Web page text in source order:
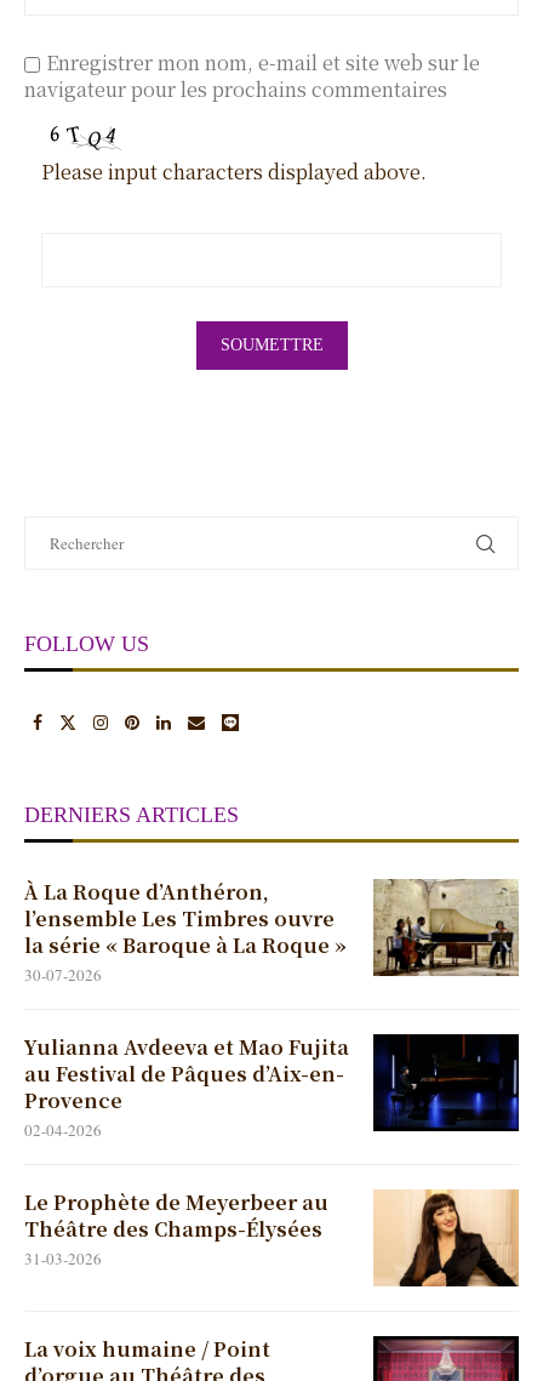
Enregistrer mon nom, e-mail et site web sur le
navigateur pour les prochains commentaires
Please input characters displayed above.
FOLLOW US
DERNIERS ARTICLES
À La Roque d’Anthéron,
l’ensemble Les Timbres ouvre
la série « Baroque à La Roque »
30-07-2026
Yulianna Avdeeva et Mao Fujita
au Festival de Pâques d’Aix-en-
Provence
02-04-2026
Le Prophète de Meyerbeer au
Théâtre des Champs-Élysées
31-03-2026
La voix humaine / Point
d’orgue au Théâtre des